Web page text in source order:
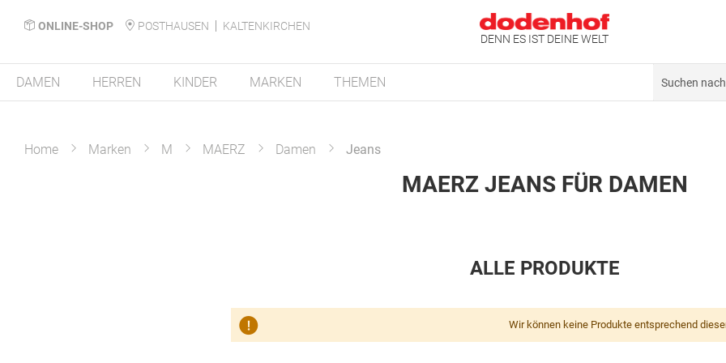
ONLINE-SHOP POSTHAUSEN
KALTENKIRCHEN
DENN ES IST DEINE WELT
DAMEN HERREN KINDER MARKEN THEMEN
Home Marken M MAERZ Damen Jeans
MAERZ JEANS FÜR DAMEN
ALLE PRODUKTE
Wir können keine Produkte entsprechend